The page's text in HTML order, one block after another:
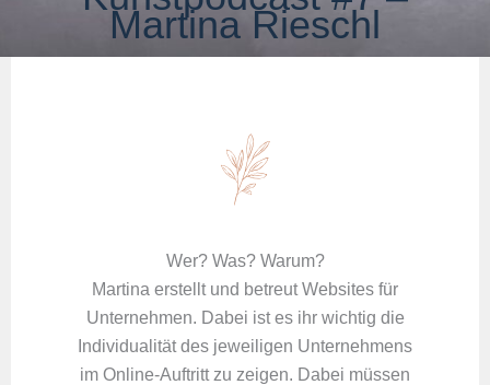
Martina Rieschl
Wer? Was? Warum?
Martina erstellt und betreut Websites für
Unternehmen. Dabei ist es ihr wichtig die
Individualität des jeweiligen Unternehmens
im Online-Auftritt zu zeigen. Dabei müssen